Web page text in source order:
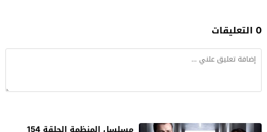
0 التعليقات